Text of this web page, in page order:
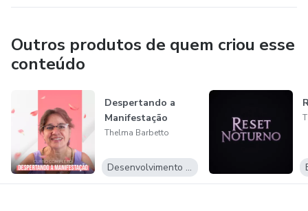
Outros produtos de quem criou esse
conteúdo
Despertando a
Manifestação
Thelma Barbetto
Desenvolvimento Pessoal